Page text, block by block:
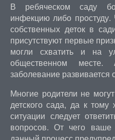
В ребяческом саду
инфекцию либо
собственных деток в
присутствуют первые
могли схватить и на
общественном
заболевание развивается
Многие родители не
детского сада, да к
ситуации следует
вопросов. От чего